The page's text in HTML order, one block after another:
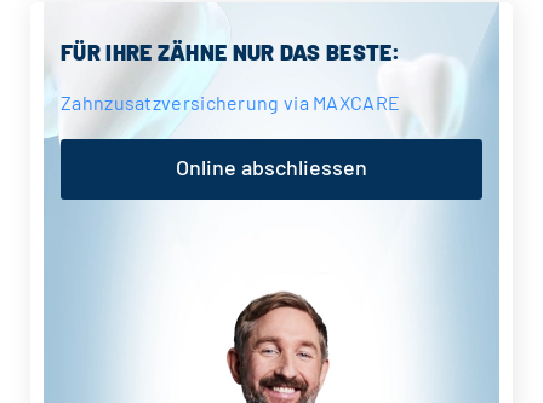
Seitenspalte
FÜR IHRE ZÄHNE NUR DAS BESTE:
Zahnzusatzversicherung via MAXCARE
Online abschliessen